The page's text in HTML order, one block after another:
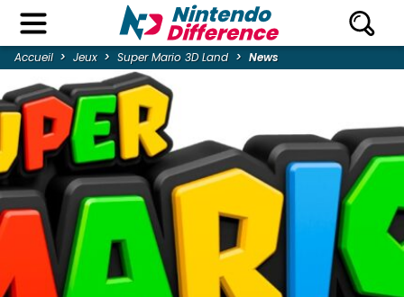
Accueil Jeux Super Mario 3D Land News